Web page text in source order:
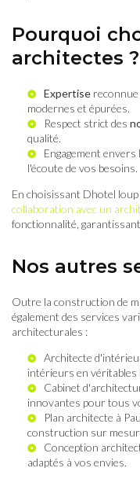
Pourquoi
architectes ?
Expertise
modernes et épurées.
Respect strict des
qualité.
Engagement envers
l'écoute de vos besoins.
En choisissant Dhotel
collaboration avec un
fonctionnalité,
Nos autres
Outre la construction de
également des services
architecturales :
Architecte
intérieurs en véritables
Cabinet
innovantes pour tous
Plan architecte à Pau
construction sur
Conception
adaptés à vos envies.